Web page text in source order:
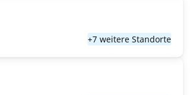
+7 weitere Standorte